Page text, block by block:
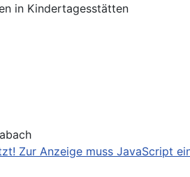
in Kindertagesstätten
Zur Anzeige muss JavaScript